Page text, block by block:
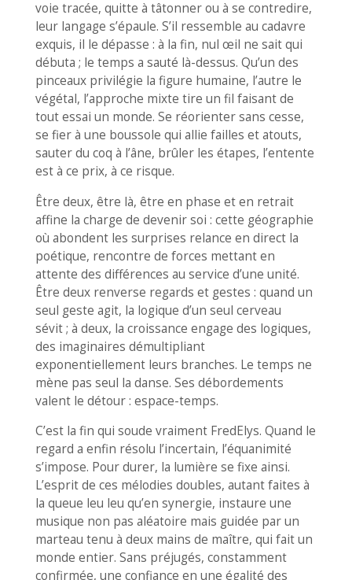
voie tracée, quitte à tâtonner ou à se contredire,
leur langage s’épaule. S’il ressemble au cadavre
exquis, il le dépasse : à la fin, nul œil ne sait qui
débuta ; le temps a sauté là-dessus. Qu’un des
pinceaux privilégie la figure humaine, l’autre le
végétal, l’approche mixte tire un fil faisant de
tout essai un monde. Se réorienter sans cesse,
se fier à une boussole qui allie failles et atouts,
sauter du coq à l’âne, brûler les étapes, l’entente
est à ce prix, à ce risque.
Être deux, être là, être en phase et en retrait
affine la charge de devenir soi : cette géographie
où abondent les surprises relance en direct la
poétique, rencontre de forces mettant en
attente des différences au service d’une unité.
Être deux renverse regards et gestes : quand un
seul geste agit, la logique d’un seul cerveau
sévit ; à deux, la croissance engage des logiques,
des imaginaires démultipliant
exponentiellement leurs branches. Le temps ne
mène pas seul la danse. Ses débordements
valent le détour : espace-temps.
C’est la fin qui soude vraiment FredElys. Quand le
regard a enfin résolu l’incertain, l’équanimité
s’impose. Pour durer, la lumière se fixe ainsi.
L’esprit de ces mélodies doubles, autant faites à
la queue leu leu qu’en synergie, instaure une
musique non pas aléatoire mais guidée par un
marteau tenu à deux mains de maître, qui fait un
monde entier. Sans préjugés, constamment
confirmée, une confiance en une égalité des